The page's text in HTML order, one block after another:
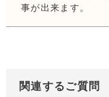
事が出来ます。
関連するご質問